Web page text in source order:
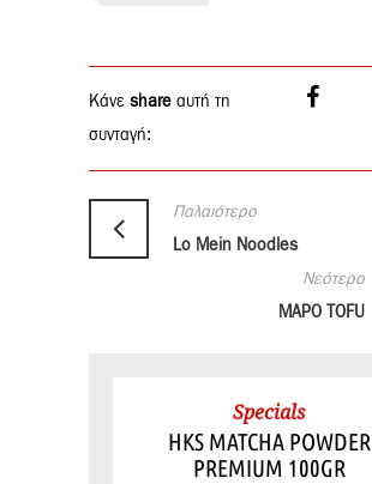
Κάνε share αυτή τη
συνταγή:
Παλαιότερο
Lo Mein Noodles
Νεότερο
MAPO TOFU
Specials
HKS MATCHA POWDER
PREMIUM 100GR